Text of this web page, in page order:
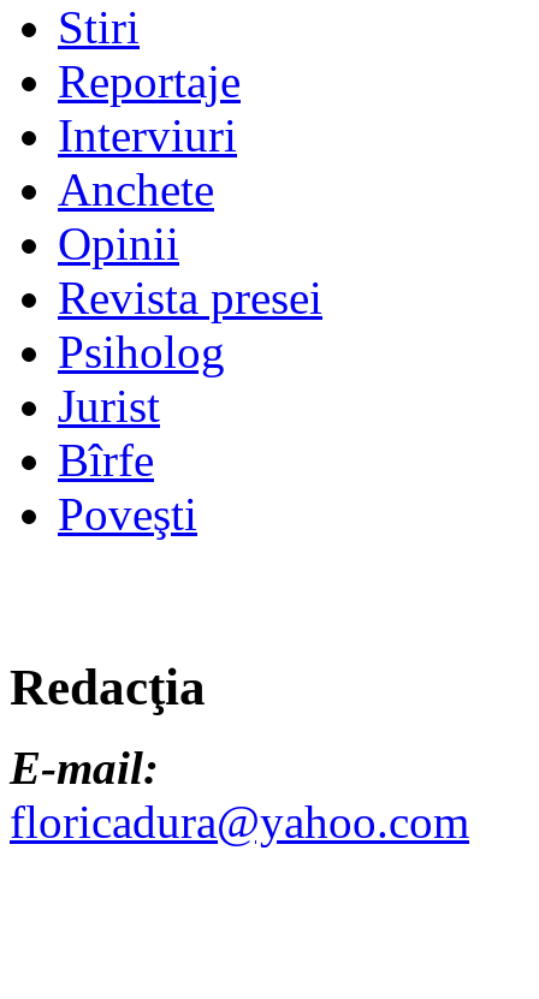
Stiri
Reportaje
Interviuri
Anchete
Opinii
Revista presei
Psiholog
Jurist
Bîrfe
Poveşti
Redacţia
E-mail:
floricadura@yahoo.com